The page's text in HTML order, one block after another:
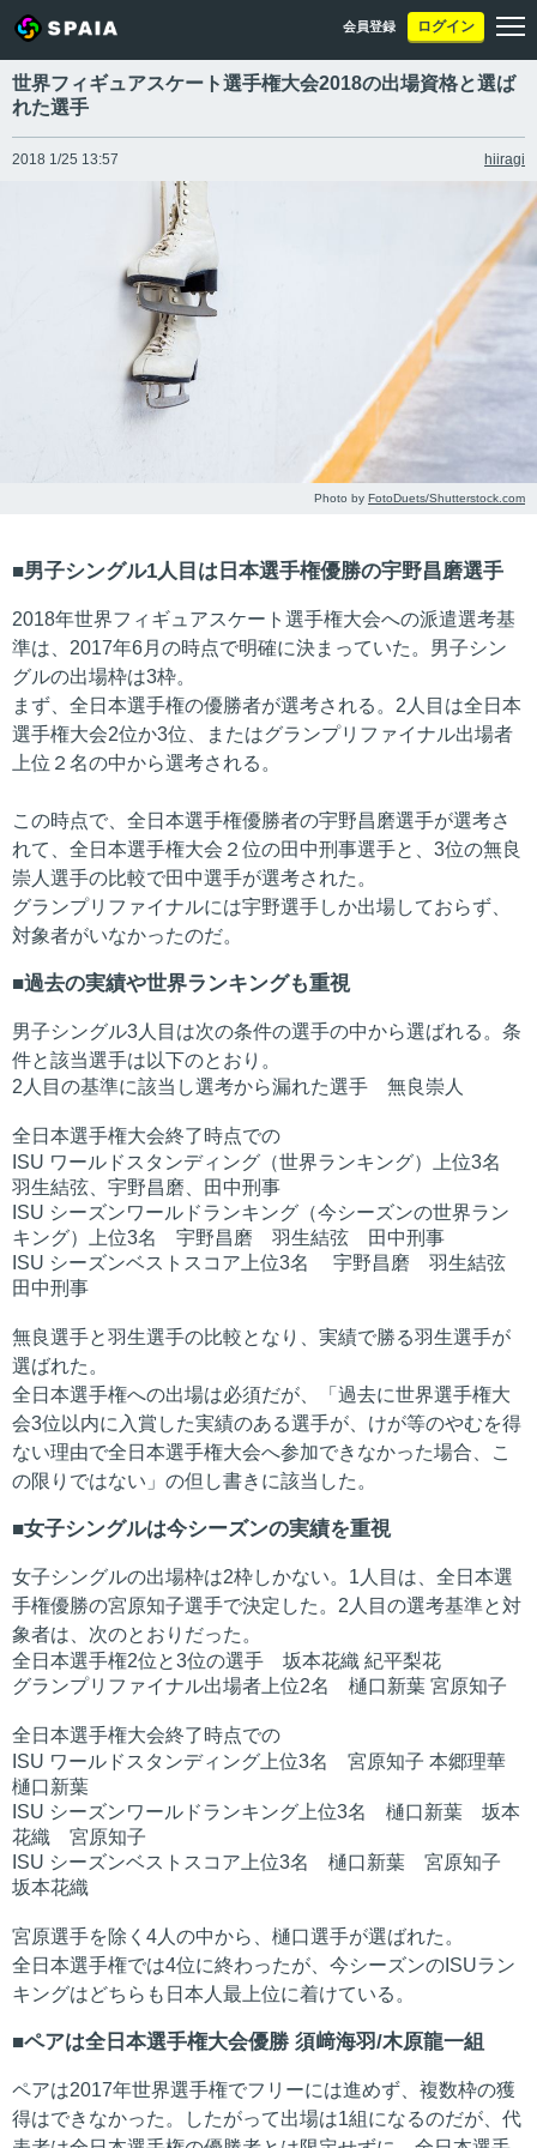
会員登録 ログイン
世界フィギュアスケート選手権大会2018の出場資格と選ば
れた選手
2018 1/25 13:57 hiiragi
Photo by FotoDuets/Shutterstock.com
男子シングル1人目は日本選手権優勝の宇野昌磨選手
2018年世界フィギュアスケート選手権大会への派遣選考基
準は、2017年6月の時点で明確に決まっていた。男子シン
グルの出場枠は3枠。
まず、全日本選手権の優勝者が選考される。2人目は全日本
選手権大会2位か3位、またはグランプリファイナル出場者
上位２名の中から選考される。
この時点で、全日本選手権優勝者の宇野昌磨選手が選考さ
れて、全日本選手権大会２位の田中刑事選手と、3位の無良
崇人選手の比較で田中選手が選考された。
グランプリファイナルには宇野選手しか出場しておらず、
対象者がいなかったのだ。
過去の実績や世界ランキングも重視
男子シングル3人目は次の条件の選手の中から選ばれる。条
件と該当選手は以下のとおり。
2人目の基準に該当し選考から漏れた選手 無良崇人
全日本選手権大会終了時点での
ISU ワールドスタンディング（世界ランキング）上位3名
羽生結弦、宇野昌磨、田中刑事
ISU シーズンワールドランキング（今シーズンの世界ラン
キング）上位3名 宇野昌磨 羽生結弦 田中刑事
ISU シーズンベストスコア上位3名 宇野昌磨 羽生結弦
田中刑事
無良選手と羽生選手の比較となり、実績で勝る羽生選手が
選ばれた。
全日本選手権への出場は必須だが、「過去に世界選手権大
会3位以内に入賞した実績のある選手が、けが等のやむを得
ない理由で全日本選手権大会へ参加できなかった場合、こ
の限りではない」の但し書きに該当した。
女子シングルは今シーズンの実績を重視
女子シングルの出場枠は2枠しかない。1人目は、全日本選
手権優勝の宮原知子選手で決定した。2人目の選考基準と対
象者は、次のとおりだった。
全日本選手権2位と3位の選手 坂本花織 紀平梨花
グランプリファイナル出場者上位2名 樋口新葉 宮原知子
全日本選手権大会終了時点での
ISU ワールドスタンディング上位3名 宮原知子 本郷理華
樋口新葉
ISU シーズンワールドランキング上位3名 樋口新葉 坂本
花織 宮原知子
ISU シーズンベストスコア上位3名 樋口新葉 宮原知子
坂本花織
宮原選手を除く4人の中から、樋口選手が選ばれた。
全日本選手権では4位に終わったが、今シーズンのISUラン
キングはどちらも日本人最上位に着けている。
ペアは全日本選手権大会優勝 須﨑海羽/木原龍一組
ペアは2017年世界選手権でフリーには進めず、複数枠の獲
得はできなかった。したがって出場は1組になるのだが、代